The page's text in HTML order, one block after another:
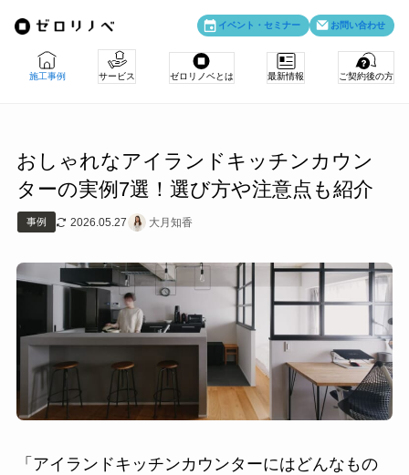
施工事例 サービス
物件購入＋リノベ リノベのみ
物件購入 売却・住み替え 法人向けリノベ
リノベ料金プラン
お客さまの声 資料請求 よくある質問
ゼロリノベとは
ゼロリノベの特徴 ゼロリノベの人と仕事
会社情報
採用情報
最新情報
コンテスト受賞
ご契約後の方
引渡後のお客様専用サイト
イベント・ セミナー お問い合わせ
おしゃれなアイランドキッチンカウン
ターの実例7選！選び方や注意点も紹介
事例 2026.05.27 大月知香
「アイランドキッチンカウンターにはどんなもの